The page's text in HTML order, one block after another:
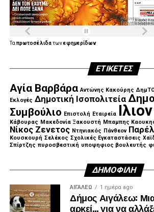
ΓΙΩΡΓΟΣ ΚΩΤΤΗΣ ΜΕΛΟΣ
ΑΝΤΙΠΕΡΙΦΕΡΕΙΑΡΧΗΣ
ΝΙΚΟΣ ΓΡΕΤΖΕΛΟΣ
ΕΠΑΓΓΕΛΜΑΤΙΚΟΥ ΕΠΙΜΕΛΗΤΗΡΙΟΥ
ΤΑΣΙΟΠΟΥΛΟΣ ΣΤΑΥΡΟΣ ΥΠ
ΣΥΜΒΟΥΛΟΣ
ΜΟΥΛΙΑΤΟΣ ΔΗΜΗΤΡΗΣ ΥΠ
ΚΡΕΜΜΥΔΑΣ ΛΑΜΠΡΟΣ ΥΠ
ΣΥΜΒΟΥΛΟΣ
Ταπρωτοσέλιδατωνεφημερίδων
ΕΤΙΚΈΤΕΣ
Αγία Βαρβάρα Αντώνης Κακούρης
Εκλογές Δημοτική Ισοπολιτεία
Συμβούλιο Επιστολή Εταιρεία Ιλιον
Κάβουρας Μακεδονία Ξακουστή Μπαμπης
Νίκος Ζενετος Ντηνιακός Πάνθεον
Κουσκουρή Σελέκος Σχολικές Εγκαταστάσεις
Σπίρτζης πυροσβεστική υποψηφιος βουλευτής
ΔΗΜΟΦΙΛΉ
ΑΙΓΑΛΕΩ 1 ημέρα ago
Δήμος Αιγάλεω:
αρκεί… για να